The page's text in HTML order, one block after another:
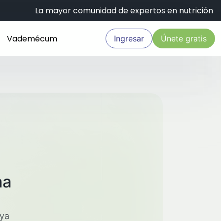
La mayor comunidad de expertos en nutrición
Vademécum Ingresar Únete gratis